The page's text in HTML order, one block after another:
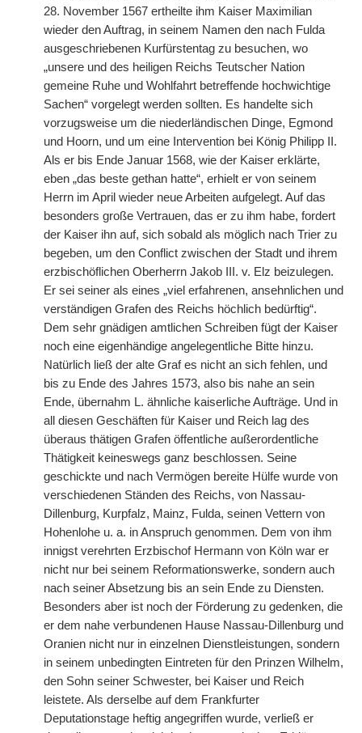
28. November 1567 ertheilte ihm Kaiser Maximilian
wieder den Auftrag, in seinem Namen den nach Fulda
ausgeschriebenen Kurfürstentag zu besuchen, wo
„unsere und des heiligen Reichs Teutscher Nation
gemeine Ruhe und Wohlfahrt betreffende hochwichtige
Sachen“ vorgelegt werden sollten. Es handelte sich
vorzugsweise um die niederländischen Dinge, Egmond
und Hoorn, und um eine Intervention bei König Philipp II.
Als er bis Ende Januar 1568, wie der Kaiser erklärte,
eben „das beste gethan hatte“, erhielt er von seinem
Herrn im April wieder neue Arbeiten aufgelegt. Auf das
besonders große Vertrauen, das er zu ihm habe, fordert
der Kaiser ihn auf, sich sobald als möglich nach Trier zu
begeben, um den Conflict zwischen der Stadt und ihrem
erzbischöflichen Oberherrn Jakob III. v. Elz beizulegen.
Er sei seiner als eines „viel erfahrenen, ansehnlichen und
verständigen Grafen des Reichs höchlich bedürftig“.
Dem sehr gnädigen amtlichen Schreiben fügt der Kaiser
noch eine eigenhändige angelegentliche Bitte hinzu.
Natürlich ließ der alte Graf es nicht an sich fehlen, und
bis zu Ende des Jahres 1573, also bis nahe an sein
Ende, übernahm L. ähnliche kaiserliche Aufträge. Und in
all diesen Geschäften für Kaiser und Reich lag des
überaus thätigen Grafen öffentliche außerordentliche
Thätigkeit keineswegs ganz beschlossen. Seine
geschickte und nach Vermögen bereite Hülfe wurde von
verschiedenen Ständen des Reichs, von Nassau-
Dillenburg, Kurpfalz, Mainz, Fulda, seinen Vettern von
Hohenlohe u. a. in Anspruch genommen. Dem von ihm
innigst verehrten Erzbischof Hermann von Köln war er
nicht nur bei seinem Reformationswerke, sondern auch
nach seiner Absetzung bis an sein Ende zu Diensten.
Besonders aber ist noch der Förderung zu gedenken, die
er dem nahe verbundenen Hause Nassau-Dillenburg und
Oranien nicht nur in einzelnen Dienstleistungen, sondern
in seinem unbedingten Eintreten für den Prinzen Wilhelm,
den Sohn seiner Schwester, bei Kaiser und Reich
leistete. Als derselbe auf dem Frankfurter
Deputationstage heftig angegriffen wurde, verließ er